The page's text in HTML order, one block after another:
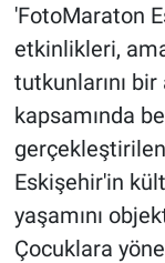
'FotoMaraton
etkinlikleri,
tutkunlarını
kapsamında
Eskişehir'in
yaşamını
Çocuklara